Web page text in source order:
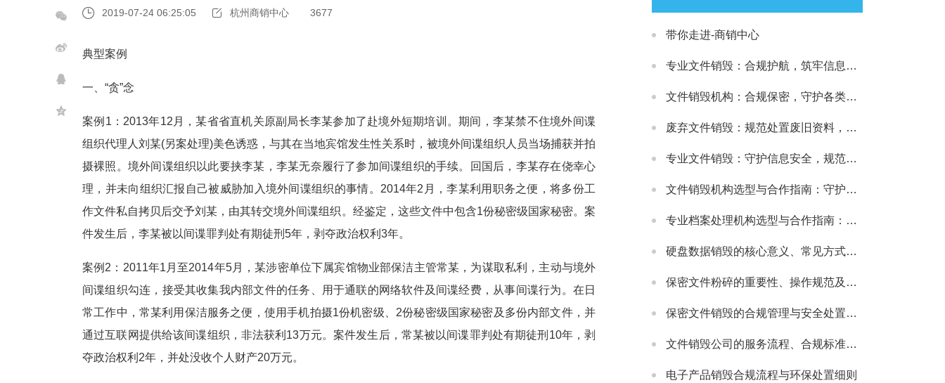
2019-07-24 06:25:05 杭州商销中心 3677
典型案例
一、“贪”念
案例1：2013年12月，某省省直机关原副局长李某参加了赴境外短期培训。期间，李某禁不住境外间谍
组织代理人刘某(另案处理)美色诱惑，与其在当地宾馆发生性关系时，被境外间谍组织人员当场捕获并拍
摄裸照。境外间谍组织以此要挟李某，李某无奈履行了参加间谍组织的手续。回国后，李某存在侥幸心
理，并未向组织汇报自己被威胁加入境外间谍组织的事情。2014年2月，李某利用职务之便，将多份工
作文件私自拷贝后交予刘某，由其转交境外间谍组织。经鉴定，这些文件中包含1份秘密级国家秘密。案
件发生后，李某被以间谍罪判处有期徒刑5年，剥夺政治权利3年。
案例2：2011年1月至2014年5月，某涉密单位下属宾馆物业部保洁主管常某，为谋取私利，主动与境外
间谍组织勾连，接受其收集我内部文件的任务、用于通联的网络软件及间谍经费，从事间谍行为。在日
常工作中，常某利用保洁服务之便，使用手机拍摄1份机密级、2份秘密级国家秘密及多份内部文件，并
通过互联网提供给该间谍组织，非法获利13万元。案件发生后，常某被以间谍罪判处有期徒刑10年，剥
夺政治权利2年，并处没收个人财产20万元。
带你走进-商销中心
专业文件销毁：合规护航，筑牢信息安全处置防线
文件销毁机构：合规保密，守护各类文件安全处置需求
废弃文件销毁：规范处置废旧资料，筑牢信息安全防线
专业文件销毁：守护信息安全，规范处理各类涉密载体
文件销毁机构选型与合作指南：守护文件安全与合规处置的可靠选择
专业档案处理机构选型与合作指南：守护档案安全与合规的可靠伙伴
硬盘数据销毁的核心意义、常见方式及安全注意事项
保密文件粉碎的重要性、操作规范及适配场景详解
保密文件销毁的合规管理与安全处置全流程解析
文件销毁公司的服务流程、合规标准及合作适配指南
电子产品销毁合规流程与环保处置细则